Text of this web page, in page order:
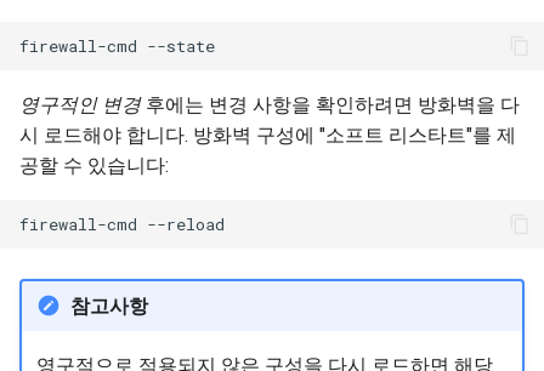
firewall-cmd
영구적인 변경후에는 변경 사항을 확인하려면 방화벽을 다
시 로드해야 합니다. 방화벽 구성에 "소프트 리스타트"를 제
공할 수 있습니다:
firewall-cmd
참고사항
영구적으로 적용되지 않은 구성을 다시 로드하면 해당